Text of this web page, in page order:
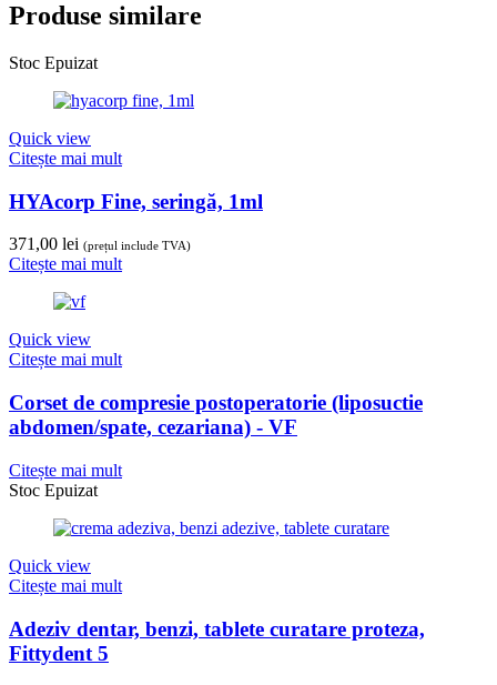
Produse similare
Stoc Epuizat
Quick view
Citește mai mult
HYAcorp Fine, seringă, 1ml
371,00 lei (prețul include TVA)
Citește mai mult
Quick view
Citește mai mult
Corset de compresie postoperatorie (liposuctie
abdomen/spate, cezariana) - VF
Citește mai mult
Stoc Epuizat
Quick view
Citește mai mult
Adeziv dentar, benzi, tablete curatare proteza,
Fittydent 5